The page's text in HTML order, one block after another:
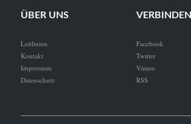
ÜBER UNS
Leitlinien
Kontakt
Impressum
Datenschutz
VERBINDEN
Facebook
Twitter
Vimeo
RSS